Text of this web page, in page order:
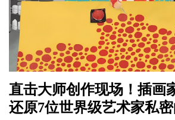
直击大师创作现场！插画
还原7位世界级艺术家私